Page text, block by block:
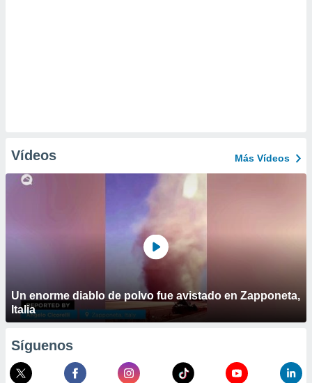
Vídeos Más Vídeos
Un enorme diablo de polvo fue avistado en Zapponeta,
Italia
Síguenos